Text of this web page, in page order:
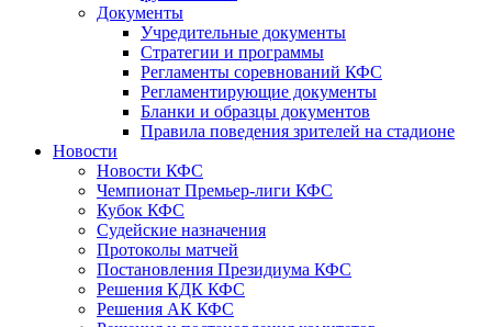
Документы
Учредительные документы
Стратегии и программы
Регламенты соревнований КФС
Регламентирующие документы
Бланки и образцы документов
Правила поведения зрителей на стадионе
Новости
Новости КФС
Чемпионат Премьер-лиги КФС
Кубок КФС
Судейские назначения
Протоколы матчей
Постановления Президиума КФС
Решения КДК КФС
Решения АК КФС